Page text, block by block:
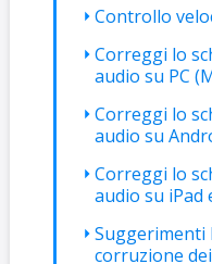
Controllo
Correggi lo
audio su PC
Correggi lo
audio su
Correggi lo
audio su iPad
Suggerimenti
corruzione